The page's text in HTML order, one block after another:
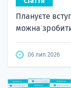
Плануєте
можна
06 лип 2026